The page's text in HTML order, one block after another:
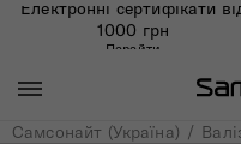
Електронні сертифікати
1000 грн
Перейти
Самсонайт (Україна)